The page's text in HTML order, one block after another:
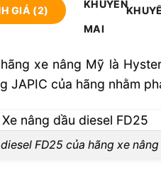
GIÁ (2)
xe nâng Mỹ là
JAPIC của hãng nhằm
FD25 của hãng xe